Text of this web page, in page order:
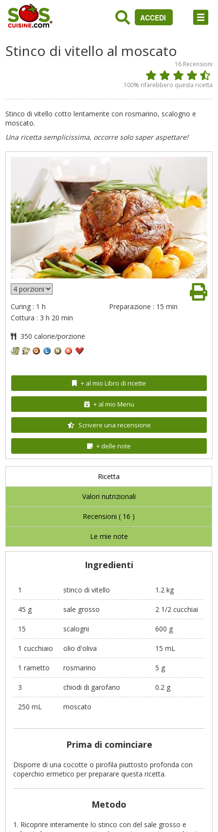
ACCEDI
Stinco di vitello al moscato
16 Recensioni
100% rifarebbero questa ricetta
Stinco di vitello cotto lentamente con rosmarino, scalogno e
moscato.
Una ricetta semplicissima, occorre solo saper aspettare!
Curing : 1 h
Preparazione : 15 min
Cottura : 3 h 20 min
350 calorie/porzione
+ al mio Libro di ricette
+ al mio Menu
Scrivere una recensione
+ delle note
Ricetta
Valori nutrizionali
Recensioni ( 16 )
Le mie note
Ingredienti
1 stinco di vitello 1.2 kg
45 g sale grosso 2 1/2 cucchiai
15 scalogni 600 g
1 cucchiaio olio d'oliva 15 mL
1 rametto rosmarino 5 g
3 chiodi di garofano 0.2 g
250 mL moscato
Prima di cominciare
Disporre di una cocotte o pirofila piuttosto profonda con
coperchio ermetico per preparare questa ricetta.
Metodo
Ricoprire interamente lo stinco con del sale grosso e